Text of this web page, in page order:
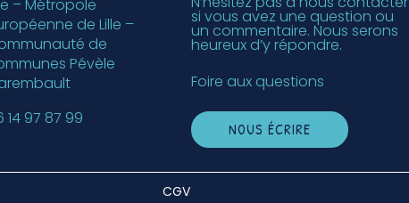
– Métropole
de Lille –
de
Pévèle
14 97 87 99
si vous avez une question ou
un commentaire. Nous serons
heureux d’y répondre.
Foire aux questions
NOUS ÉCRIRE
CGV